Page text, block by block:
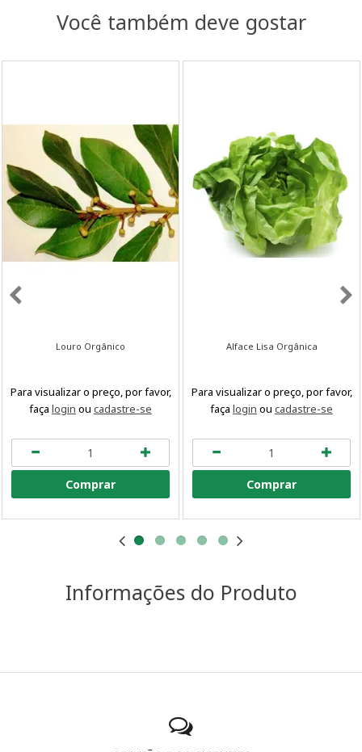
Você também deve gostar
Louro Orgânico
Para visualizar o preço, por favor,
faça login ou cadastre-se
Comprar
Alface Lisa Orgânica
Para visualizar o preço, por favor,
faça login ou cadastre-se
Comprar
Informações do Produto